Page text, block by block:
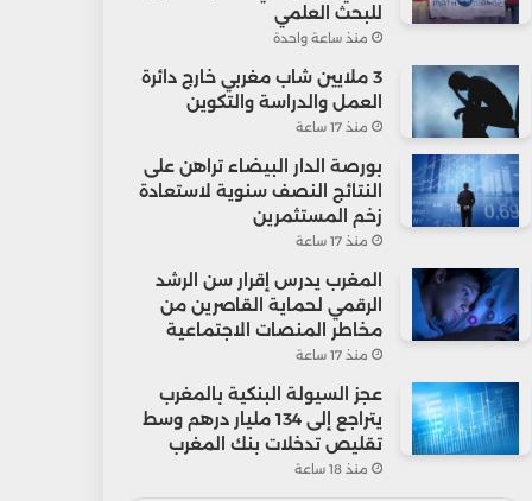
للبحث العلمي
منذ ساعة واحدة
3 ملايين شاب مغربي خارج دائرة
العمل والدراسة والتكوين
منذ 17 ساعة
بورصة الدار البيضاء تراهن على
النتائج النصف سنوية لاستعادة
زخم المستثمرين
منذ 17 ساعة
المغرب يدرس إقرار سن الرشد
الرقمي لحماية القاصرين من
مخاطر المنصات الاجتماعية
منذ 17 ساعة
عجز السيولة البنكية بالمغرب
يتراجع إلى 134 مليار درهم وسط
تقليص تدخلات بنك المغرب
منذ 18 ساعة